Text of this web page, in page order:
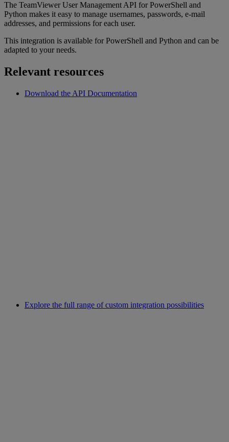
The TeamViewer User Management API for PowerShell and
Python makes it easy to manage usernames, passwords, e-mail
addresses, and permissions for each user.
This integration is available for PowerShell and Python and can be
adapted to your needs.
Relevant resources
Download the API Documentation
Explore the full range of custom integration possibilities